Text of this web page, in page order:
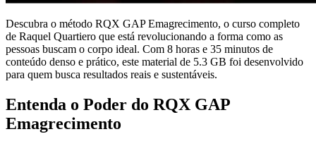
Descubra o método RQX GAP Emagrecimento, o curso completo
de Raquel Quartiero que está revolucionando a forma como as
pessoas buscam o corpo ideal. Com 8 horas e 35 minutos de
conteúdo denso e prático, este material de 5.3 GB foi desenvolvido
para quem busca resultados reais e sustentáveis.
Entenda o Poder do RQX GAP
Emagrecimento